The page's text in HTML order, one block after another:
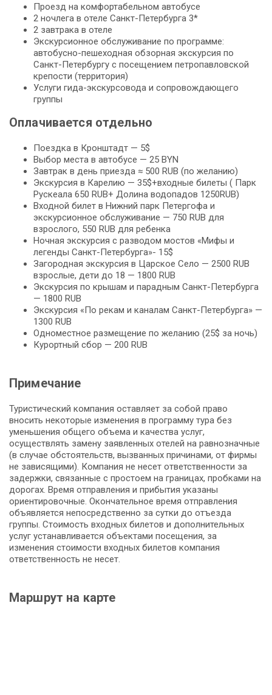
Проезд на комфортабельном автобусе
2 ночлега в отеле Санкт-Петербурга 3*
2 завтрака в отеле
Экскурсионное обслуживание по программе:
автобусно-пешеходная обзорная экскурсия по
Санкт-Петербургу с посещением петропавловской
крепости (территория)
Услуги гида-экскурсовода и сопровождающего
группы
Оплачивается отдельно
Поездка в Кронштадт — 5$
Выбор места в автобусе — 25 BYN
Завтрак в день приезда ≈ 500 RUB (по желанию)
Экскурсия в Карелию — 35$+входные билеты ( Парк
Рускеала 650 RUB+ Долина водопадов 1250RUB)
Входной билет в Нижний парк Петергофа и
экскурсионное обслуживание — 750 RUB для
взрослого, 550 RUB для ребенка
Ночная экскурсия с разводом мостов «Мифы и
легенды Санкт-Петербурга»- 15$
Загородная экскурсия в Царское Село — 2500 RUB
взрослые, дети до 18 — 1800 RUB
Экскурсия по крышам и парадным Санкт-Петербурга
— 1800 RUB
Экскурсия «По рекам и каналам Санкт-Петербурга» —
1300 RUB
Одноместное размещение по желанию (25$ за ночь)
Курортный сбор — 200 RUB
Примечание
Туристический компания оставляет за собой право
вносить некоторые изменения в программу тура без
уменьшения общего объема и качества услуг,
осуществлять замену заявленных отелей на равнозначные
(в случае обстоятельств, вызванных причинами, от фирмы
не зависящими). Компания не несет ответственности за
задержки, связанные с простоем на границах, пробками на
дорогах. Время отправления и прибытия указаны
ориентировочные. Окончательное время отправления
объявляется непосредственно за сутки до отъезда
группы. Стоимость входных билетов и дополнительных
услуг устанавливается объектами посещения, за
изменения стоимости входных билетов компания
ответственность не несет.
Маршрут на карте